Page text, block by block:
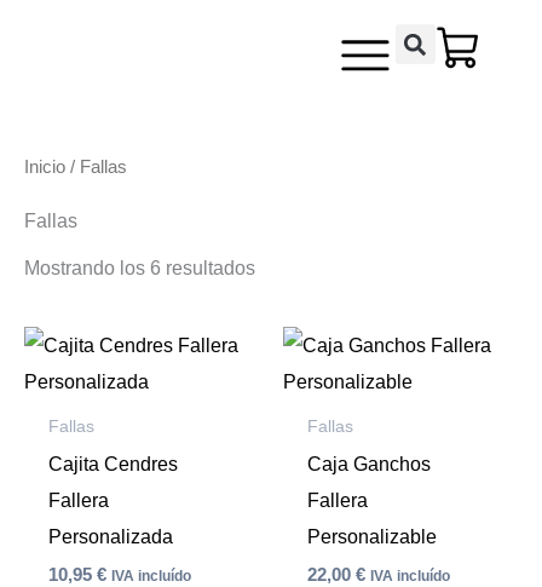
Inicio / Fallas
Fallas
Mostrando los 6 resultados
Fallas
Cajita Cendres
Fallera
Personalizada
10,95 € IVA incluído
Fallas
Caja Ganchos
Fallera
Personalizable
22,00 € IVA incluído